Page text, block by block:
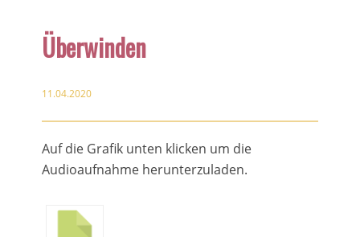
Überwinden
11.04.2020
Auf die Grafik unten klicken um die
Audioaufnahme herunterzuladen.